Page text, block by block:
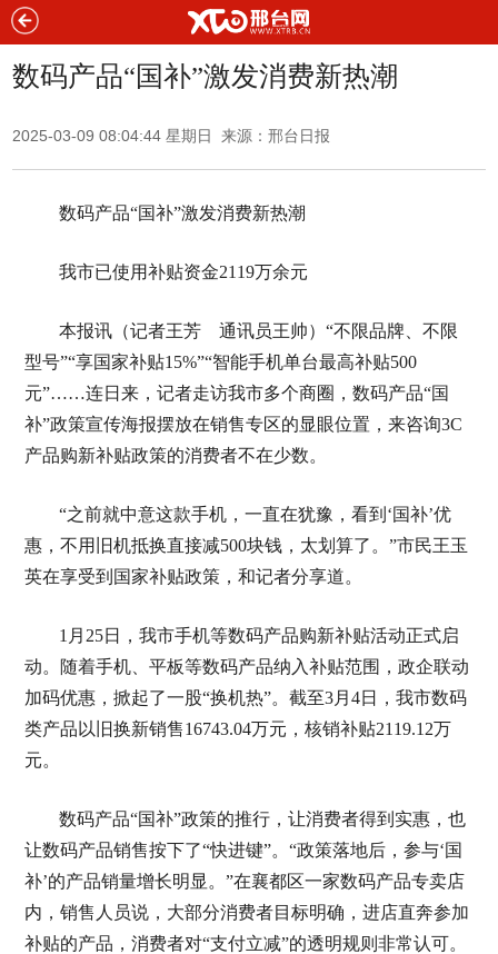
数码产品“国补”激发消费新热潮
2025-03-09 08:04:44 星期日 来源：邢台日报
数码产品“国补”激发消费新热潮
我市已使用补贴资金2119万余元
本报讯（记者王芳 通讯员王帅）“不限品牌、不限
型号”“享国家补贴15%”“智能手机单台最高补贴500
元”……连日来，记者走访我市多个商圈，数码产品“国
补”政策宣传海报摆放在销售专区的显眼位置，来咨询3C
产品购新补贴政策的消费者不在少数。
“之前就中意这款手机，一直在犹豫，看到‘国补’优
惠，不用旧机抵换直接减500块钱，太划算了。”市民王玉
英在享受到国家补贴政策，和记者分享道。
1月25日，我市手机等数码产品购新补贴活动正式启
动。随着手机、平板等数码产品纳入补贴范围，政企联动
加码优惠，掀起了一股“换机热”。截至3月4日，我市数码
类产品以旧换新销售16743.04万元，核销补贴2119.12万
元。
数码产品“国补”政策的推行，让消费者得到实惠，也
让数码产品销售按下了“快进键”。“政策落地后，参与‘国
补’的产品销量增长明显。”在襄都区一家数码产品专卖店
内，销售人员说，大部分消费者目标明确，进店直奔参加
补贴的产品，消费者对“支付立减”的透明规则非常认可。